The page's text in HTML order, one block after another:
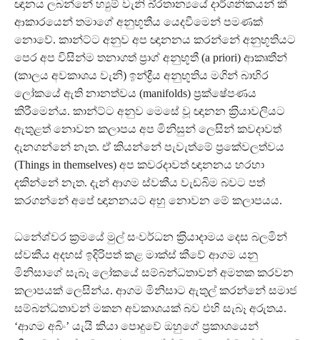
ඥානය ලබන්නේ හ්‍යුම් වැනි බි‍්‍රතාන්‍යයේ දාර්ශනිකයන් කී
ආකාරයෙන් තමාගේ අනුභූතීය යෙදවීමෙන් පමණක්
නොවේ. කාන්ට්ට අනුව අප ඥානනය කරන්නේ අනුභූතියට
පෙර අප විසින්ම තනාගත් ප‍්‍රාග් අනුභූතී (a priori) ආකෘතීන්
(කාලය අවකාශය වැනි) ඉන්ද්‍රීය අනුභූතිය මගින් බාහිර
ලෝකයේ ඇති නානත්වය (manifolds) ප‍්‍රක්ෂේපණය
කිරීමෙන්ය. කාන්ට්ට අනුව මෙසේ වූ ඥානන ක‍්‍රියාවලියට
ඇතුළත් නොවන කලාපය අප මිනිසුන් ලෙසින් කවදාවත්
දැනගන්නේ නැත. ඒ කියන්නේ පැවැත්මේ ප‍්‍රකේවලත්වය
(Things in themselves) අප කවරදාවත් ඥානනය හරහා
දකින්නේ නැත. දැන් ආගම ස්වකීය වැඩබිම බවට පත්
කරගන්නේ අපේ ඥානනයට අහු නොවන මේ කලාපයය.
ධනේශ්වර ක‍්‍රමයේ මුල් සංවර්ධන ක‍්‍රියාදාමය දෙස බලමින්
ස්වකීය අදහස් ඉදිරිපත් කළ මාක්ස් කීවේ ආගම යනු
මිනිසාගේ සැබෑ ලෝකයේ සම්බන්ධතාවන් අමතක කරවන
කලාපයක් ලෙසින්ය. ආගම මිනිසාට ඇතුල් කරන්නේ සමාජ
සම්බන්ධතාවන් මකන අවකාශයක් බව එහි සැබෑ අරුතය.
‘ආගම අබිං’ යැයි කියා පොදුවේ ඔහුගේ ප‍්‍රකාශයෙන්